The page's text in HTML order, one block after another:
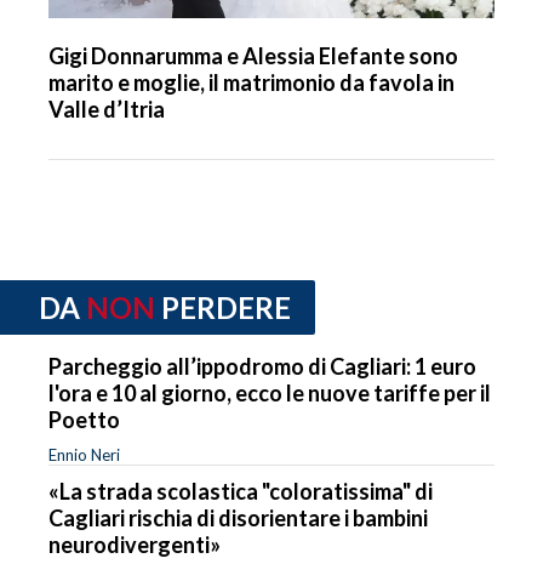
Gigi Donnarumma e Alessia Elefante sono
marito e moglie, il matrimonio da favola in
Valle d’Itria
DA NON PERDERE
Parcheggio all’ippodromo di Cagliari: 1 euro
l'ora e 10 al giorno, ecco le nuove tariffe per il
Poetto
Ennio Neri
«La strada scolastica "coloratissima" di
Cagliari rischia di disorientare i bambini
neurodivergenti»